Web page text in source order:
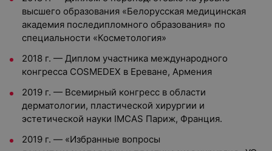
высшего образования «Белорусская медицинская
академия последипломного образования» по
специальности «Косметология»
2018 г. — Диплом участника международного
конгресса COSMEDEX в Ереване, Армения
2019 г. — Всемирный конгресс в области
дерматологии, пластической хирургии и
эстетической науки IMCAS Париж, Франция.
2019 г. — «Избранные вопросы